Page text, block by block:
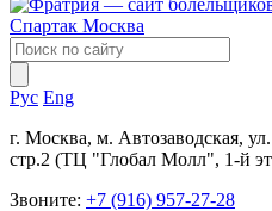
Рус Eng
г. Москва, м. Автозаводская,
стр.2 (ТЦ "Глобал Молл", 1-й
Звоните: +7 (916) 957-27-28